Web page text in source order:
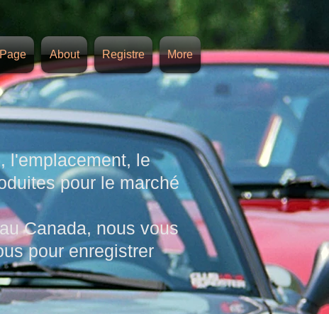
About Registre More
l'emplacement, le
pour le marché
Canada, nous vous
pour enregistrer